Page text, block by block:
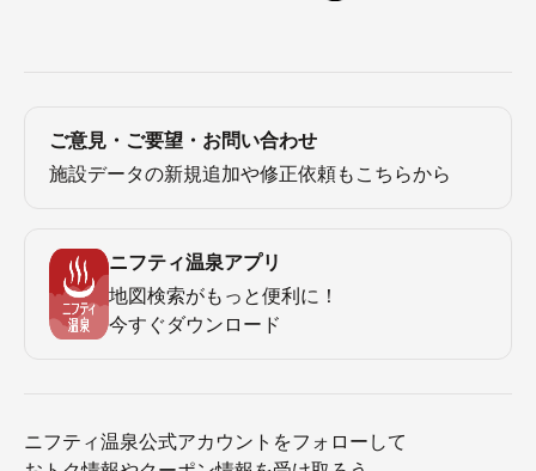
ご意見・ご要望・お問い合わせ
施設データの新規追加や修正依頼もこちらから
ニフティ温泉アプリ
地図検索がもっと便利に！
今すぐダウンロード
ニフティ温泉公式アカウントをフォローして